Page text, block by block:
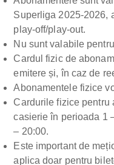
Superliga 2025-2026,
play-off/play-out.
Nu sunt valabile
Cardul fizic de
emitere și, în caz de
Abonamentele fizice
Cardurile fizice pentru
casierie în perioada 1
– 20:00.
Este important de
aplica doar pentru